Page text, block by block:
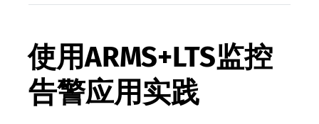
使用ARMS+LTS监控
告警应用实践